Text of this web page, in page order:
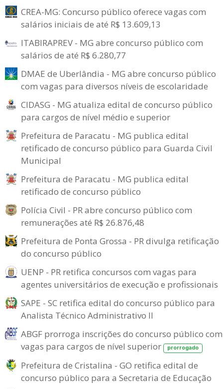
CREA-MG: Concurso público oferece vagas com
salários iniciais de até R$ 13.609,13
ITABIRAPREV - MG abre concurso público com
salários de até R$ 6.280,77
DMAE de Uberlândia - MG abre concurso público
com vagas para diversos níveis de escolaridade
CIDASG - MG atualiza edital de concurso público
para cargos de nível médio e superior
Prefeitura de Paracatu - MG publica edital
retificado de concurso público para Guarda Civil
Municipal
Prefeitura de Paracatu - MG publica edital
retificado de concurso público
Polícia Civil - PR abre concurso público com
remunerações até R$ 26.876,48
Prefeitura de Ponta Grossa - PR divulga retificação
do concurso público
UENP - PR retifica concursos com vagas para
agentes universitários de execução e profissionais
SAPE - SC retifica edital do concurso público para
Analista Técnico Administrativo II
ABGF prorroga inscrições do concurso público com
vagas para cargos de nível superior
prorrogado
Prefeitura de Cristalina - GO retifica edital de
concurso público para a Secretaria de Educação